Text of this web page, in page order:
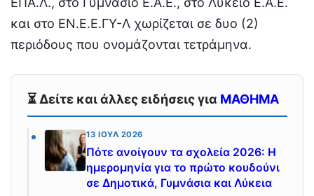
και στο ΕΝ.Ε.Ε.ΓΥ-Λ χωρίζεται σε δυο (2)
περιόδους που ονομάζονται τετράμηνα.
⏳ Δείτε και άλλες ειδήσεις για ΜΑΘΗΜΑ
13 ΙΟΎΛ 2026
Πότε ανοίγουν τα σχολεία 2026: Η
ημερομηνία για το πρώτο κουδούνι
σε Δημοτικά, Γυμνάσια και Λύκεια